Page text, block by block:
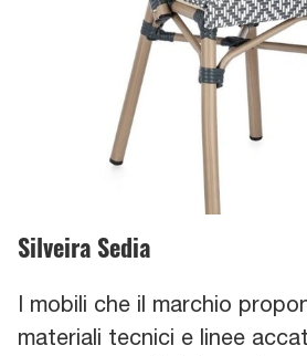
Silveira Sedia
I mobili che il marchio
materiali tecnici e linee